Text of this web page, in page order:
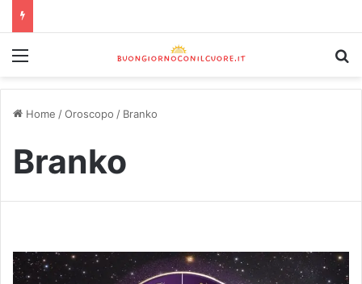
Home /Oroscopo / Branko
Branko